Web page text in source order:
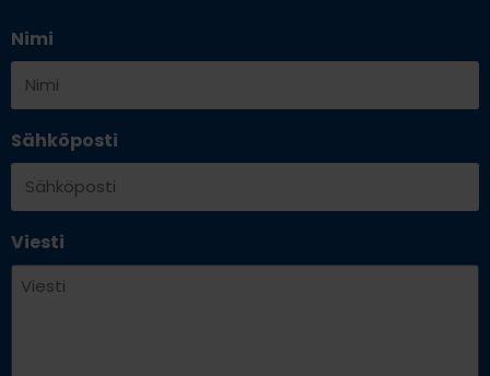
Nimi
Sähköposti
Viesti